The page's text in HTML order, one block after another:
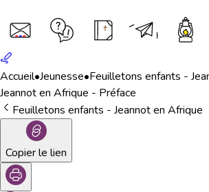
Accueil•Jeunesse•Feuilletons enfants -
Jeannot en Afrique - Préface
Feuilletons enfants - Jeannot en Afrique
Copier le lien